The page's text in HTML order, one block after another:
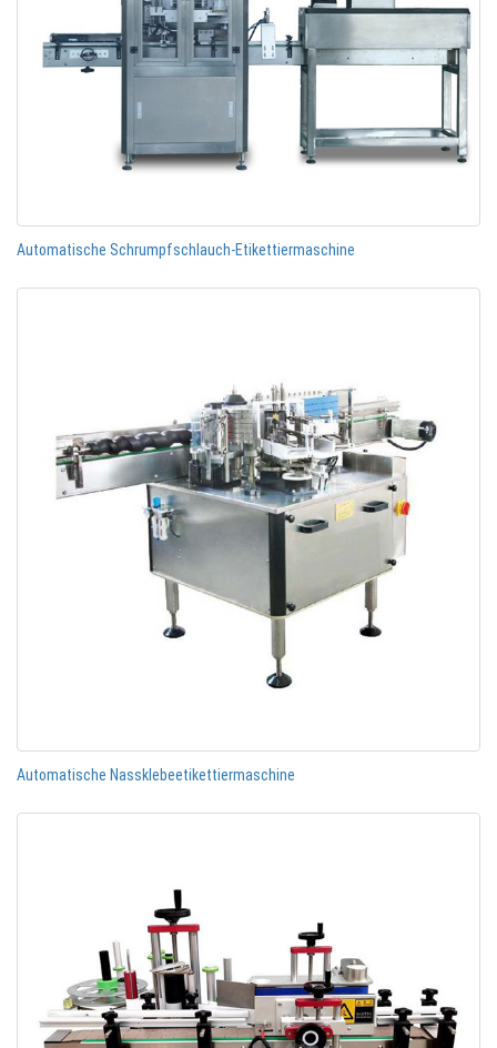
Automatische Schrumpfschlauch-Etikettiermaschine
Automatische Nassklebeetikettiermaschine